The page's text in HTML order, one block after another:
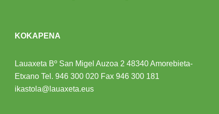
KOKAPENA
Lauaxeta Bº San Migel Auzoa 2 48340 Amorebieta-
Etxano Tel. 946 300 020 Fax 946 300 181
ikastola@lauaxeta.eus